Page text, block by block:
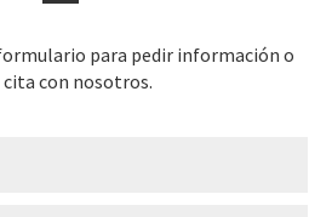
para pedir información o
cita con nosotros.